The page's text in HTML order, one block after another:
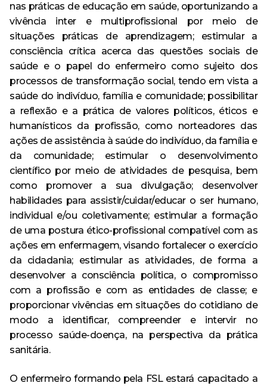
Acompanhamento dos Egressos
Escola Técnica
Anatomia Humana Online
Pesquisa
nas práticas de educação em saúde, oportunizando a
vivência inter e multiprofissional por meio de
situações práticas de aprendizagem; estimular a
consciência crítica acerca das questões sociais de
saúde e o papel do enfermeiro como sujeito dos
processos de transformação social, tendo em vista a
saúde do indivíduo, família e comunidade; possibilitar
a reflexão e a prática de valores políticos, éticos e
humanísticos da profissão, como norteadores das
ações de assistência à saúde do indivíduo, da família e
da comunidade; estimular o desenvolvimento
científico por meio de atividades de pesquisa, bem
como promover a sua divulgação; desenvolver
habilidades para assistir/cuidar/educar o ser humano,
individual e/ou coletivamente; estimular a formação
de uma postura ético-profissional compatível com as
ações em enfermagem, visando fortalecer o exercício
da cidadania; estimular as atividades, de forma a
desenvolver a consciência política, o compromisso
com a profissão e com as entidades de classe; e
proporcionar vivências em situações do cotidiano de
modo a identificar, compreender e intervir no
processo saúde-doença, na perspectiva da prática
sanitária.
O enfermeiro formando pela FSL estará capacitado a